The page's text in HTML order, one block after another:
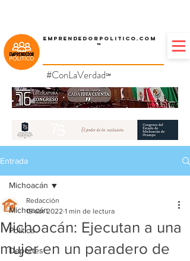
Emprendedorpolitico.com
™
#ConLaVerdad℠
Entrada
Michoacán
Política
Deportes
Michoacán
Michoacán: Ejecutan a una
mujer en un paradero de
Redacción
19 abr 2022 1 min de lectura